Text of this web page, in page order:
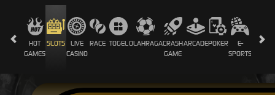
HOT
GAMES
SLOTS
LIVE
CASINO
RACE TOGEL OLAHRAGACRASH
GAME
ARCADEPOKER
E-
SPORTS